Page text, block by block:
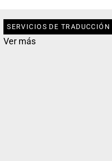
SERVICIOS DE
Ver más